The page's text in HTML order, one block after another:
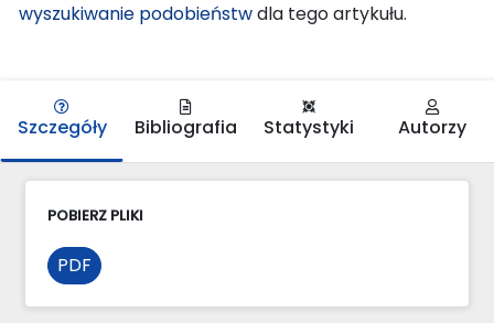
wyszukiwanie podobieństwdla tego artykułu.
Szczegóły Bibliografia Statystyki Autorzy
POBIERZ PLIKI
PDF